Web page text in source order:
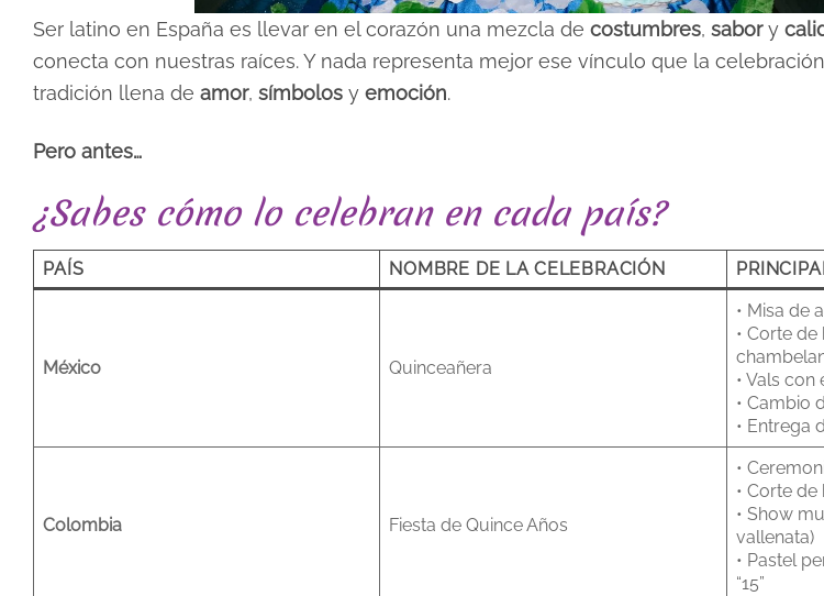
Ser latino en España es llevar en el corazón una mezcla de costumbres, sabory
conecta con nuestras raíces. Y nada representa mejor ese vínculo que la
tradición llena de amor, símbolos y emoción.
Pero antes…
¿Sabes cómo lo celebran en cada país?
PAÍS NOMBRE DE LA CELEBRACIÓN
México Quinceañera
• Misa de
• Corte
• Vals
• Cambio
• Entrega
Colombia Fiesta de Quince Años
•
• Corte
• Show
vallenata)
• Pastel
“15”